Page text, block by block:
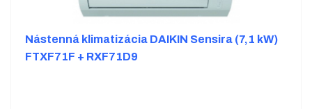
Nástenná klimatizácia DAIKIN Sensira (7,1 kW)
FTXF71F + RXF71D9